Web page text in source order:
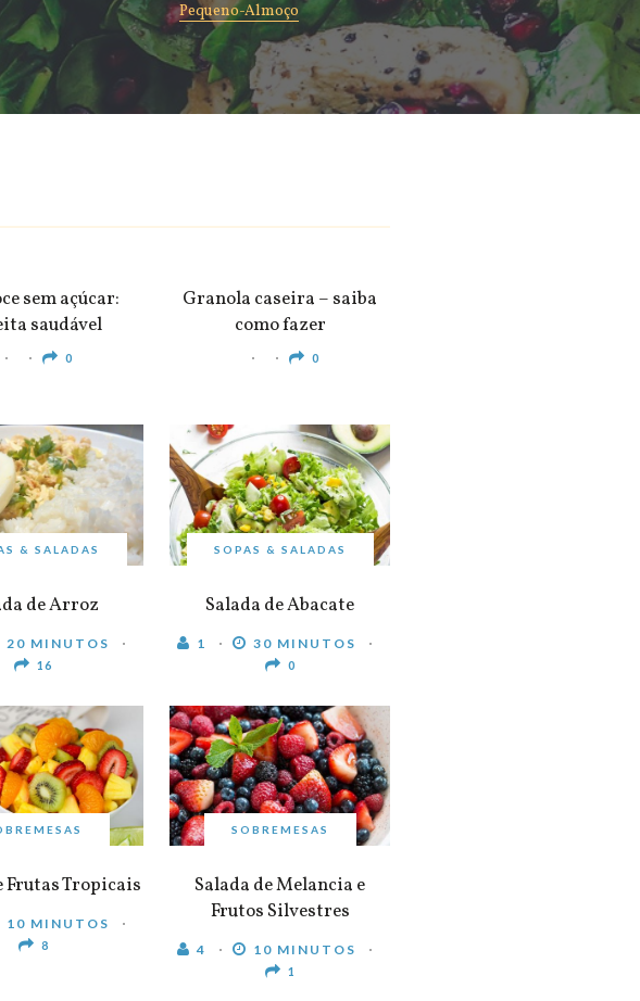
Pequeno-Almoço
sem açúcar:
saudável
0
Granola caseira – saiba
como fazer
0
& SALADAS
de Arroz
20 MINUTOS
16
SOPAS & SALADAS
Salada de Abacate
1 30 MINUTOS
0
Frutas Tropicais
10 MINUTOS
8
SOBREMESAS
Salada de Melancia e
Frutos Silvestres
4 10 MINUTOS
1